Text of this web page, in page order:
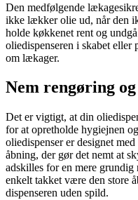
Den medfølgende
ikke lækker olie ud, når den
holde køkkenet rent og
oliedispenseren i skabet
om lækager.
Nem rengøring
Det er vigtigt, at din
for at opretholde hygiejnen
oliedispenser er designet
åbning, der gør det nemt at
adskilles for en mere
enkelt takket være den store
dispenseren uden spild.